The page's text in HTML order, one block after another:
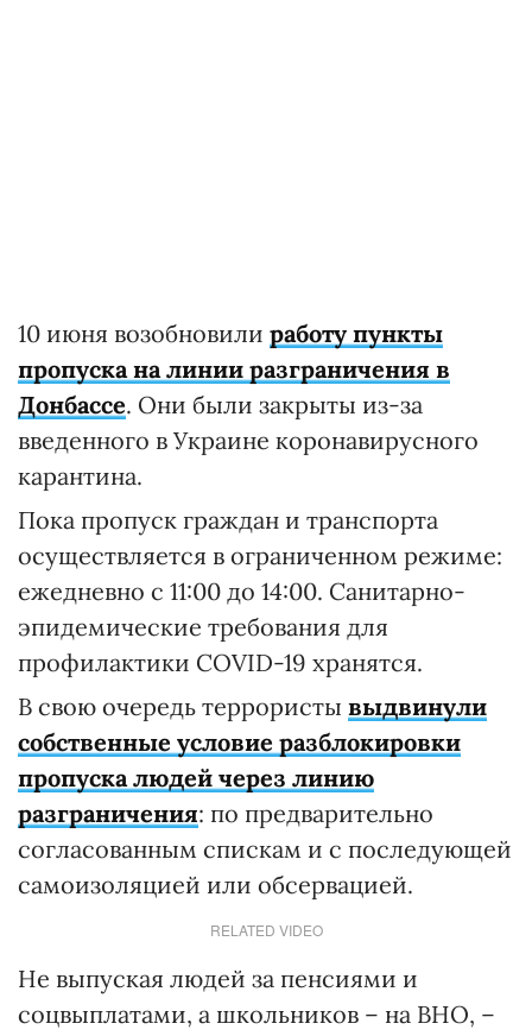
10 июня возобновили работу пункты
пропуска на линии разграничения в
Донбассе. Они были закрыты из-за
введенного в Украине коронавирусного
карантина.
Пока пропуск граждан и транспорта
осуществляется в ограниченном режиме:
ежедневно с 11:00 до 14:00. Санитарно-
эпидемические требования для
профилактики COVID-19 хранятся.
В свою очередь террористы выдвинули
собственные условие разблокировки
пропуска людей через линию
разграничения: по предварительно
согласованным спискам и с последующей
самоизоляцией или обсервацией.
RELATED VIDEO
Не выпуская людей за пенсиями и
соцвыплатами, а школьников – на ВНО, –